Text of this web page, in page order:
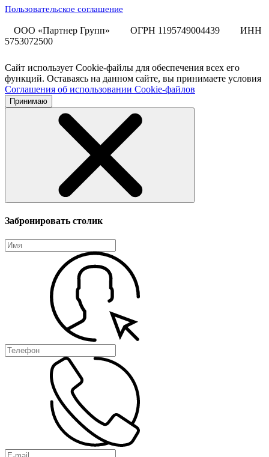
Пользовательское соглашение
ООО «Партнер Групп» ОГРН 1195749004439
ИНН
5753072500
Сайт использует Cookie-файлы для обеспечения всех его
функций. Оставаясь на данном сайте, вы принимаете условия
Соглашения об использовании Cookie-файлов
Принимаю
Забронировать столик